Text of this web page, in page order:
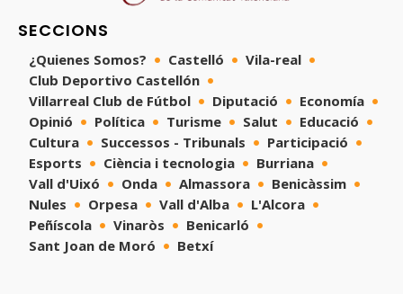
SECCIONS
¿Quienes Somos? Castelló
Vila-real
Club Deportivo Castellón
Villarreal Club de Fútbol
Diputació
Economía
Opinió
Política Turisme Salut
Educació
Cultura
Successos - Tribunals
Participació
Esports
Ciència i tecnologia
Burriana
Vall d'Uixó
Onda Almassora
Benicàssim
Nules
Orpesa Vall d'Alba
L'Alcora
Peñíscola
Vinaròs
Benicarló
Sant Joan de Moró
Betxí